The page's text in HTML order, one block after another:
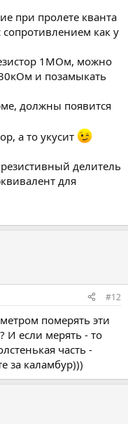
при пролете кванта
как у
1МОм, можно
и позамыкать
должны появится
а то укусит
делитель
для
#12
померять эти
И если мерять - то
часть -
за каламбур)))